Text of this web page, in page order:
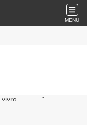
MENU